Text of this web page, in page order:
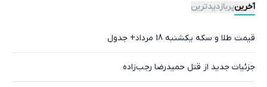
آخرینپربازدیدترین
قیمت طلا و سکه یکشنبه 18 مرداد+ جدول
جزئیات جدید از قتل حمیدرضا رجب‌زاده